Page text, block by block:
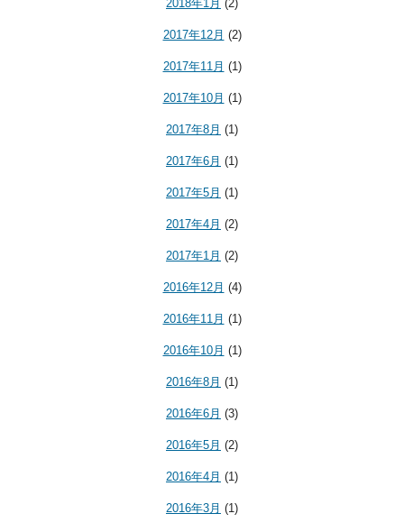
2018年1月 (2)
2017年12月 (2)
2017年11月 (1)
2017年10月 (1)
2017年8月 (1)
2017年6月 (1)
2017年5月 (1)
2017年4月 (2)
2017年1月 (2)
2016年12月 (4)
2016年11月 (1)
2016年10月 (1)
2016年8月 (1)
2016年6月 (3)
2016年5月 (2)
2016年4月 (1)
2016年3月 (1)